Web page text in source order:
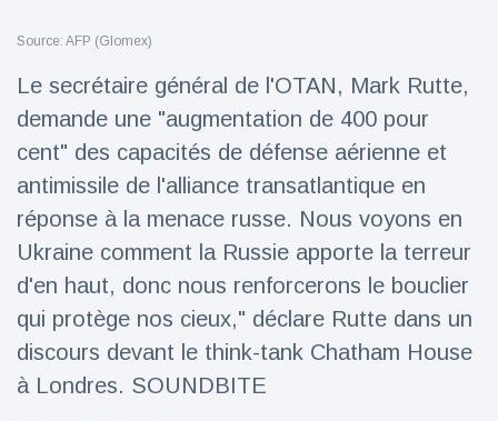
Voyage et aventure
Dernières nouvelles
2023 Citroën
ë-C3 Reveal
18 March
33
Le Roadster
dérivé de la
F8 Spider est
le dernier
18 March
21
Points de vue
Source: AFP (Glomex)
Le secrétaire général de l'OTAN, Mark Rutte,
demande une "augmentation de 400 pour
cent" des capacités de défense aérienne et
antimissile de l'alliance transatlantique en
réponse à la menace russe. Nous voyons en
Ukraine comment la Russie apporte la terreur
d'en haut, donc nous renforcerons le bouclier
qui protège nos cieux," déclare Rutte dans un
discours devant le think-tank Chatham House
à Londres. SOUNDBITE